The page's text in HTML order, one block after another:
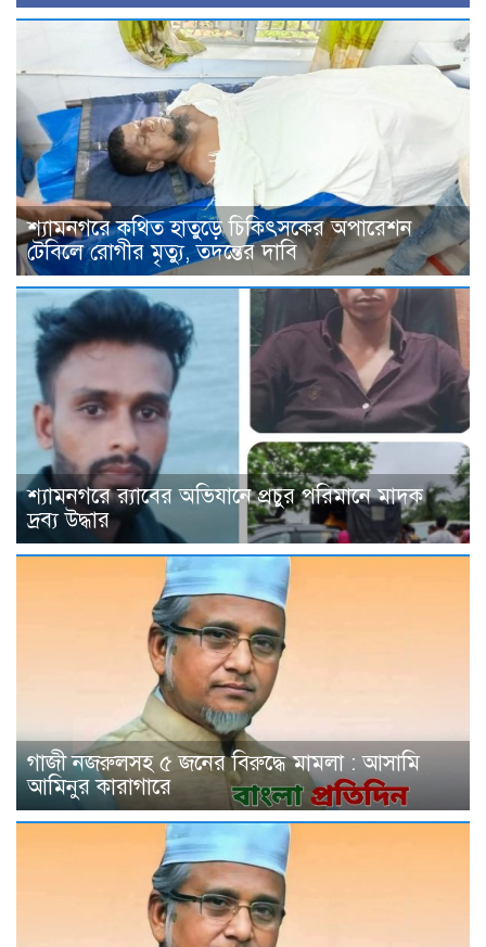
শ্যামনগরে কথিত হাতুড়ে চিকিৎসকের অপারেশন
টেবিলে রোগীর মৃত্যু, তদন্তের দাবি
শ্যামনগরে র‍্যাবের অভিযানে প্রচুর পরিমানে মাদক
দ্রব্য উদ্ধার
গাজী নজরুলসহ ৫ জনের বিরুদ্ধে মামলা : আসামি
আমিনুর কারাগারে